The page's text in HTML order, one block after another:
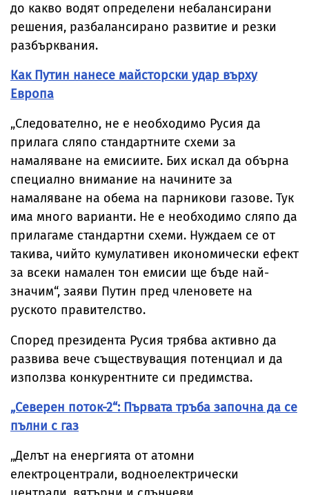
до какво водят определени небалансирани
решения, разбалансирано развитие и резки
разбърквания.
Как Путин нанесе майсторски удар върху
Европа
„Следователно, не е необходимо Русия да
прилага сляпо стандартните схеми за
намаляване на емисиите. Бих искал да обърна
специално внимание на начините за
намаляване на обема на парникови газове. Тук
има много варианти. Не е необходимо сляпо да
прилагаме стандартни схеми. Нуждаем се от
такива, чийто кумулативен икономически ефект
за всеки намален тон емисии ще бъде най-
значим“, заяви Путин пред членовете на
руското правителство.
Според президента Русия трябва активно да
развива вече съществуващия потенциал и да
използва конкурентните си предимства.
„Северен поток-2“: Първата тръба започна да се
пълни с газ
„Делът на енергията от атомни
електроцентрали, водноелектрически